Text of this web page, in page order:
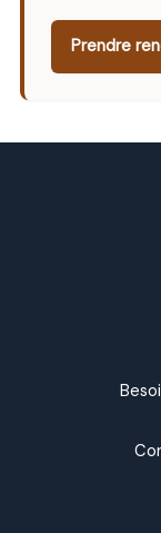
Prendre